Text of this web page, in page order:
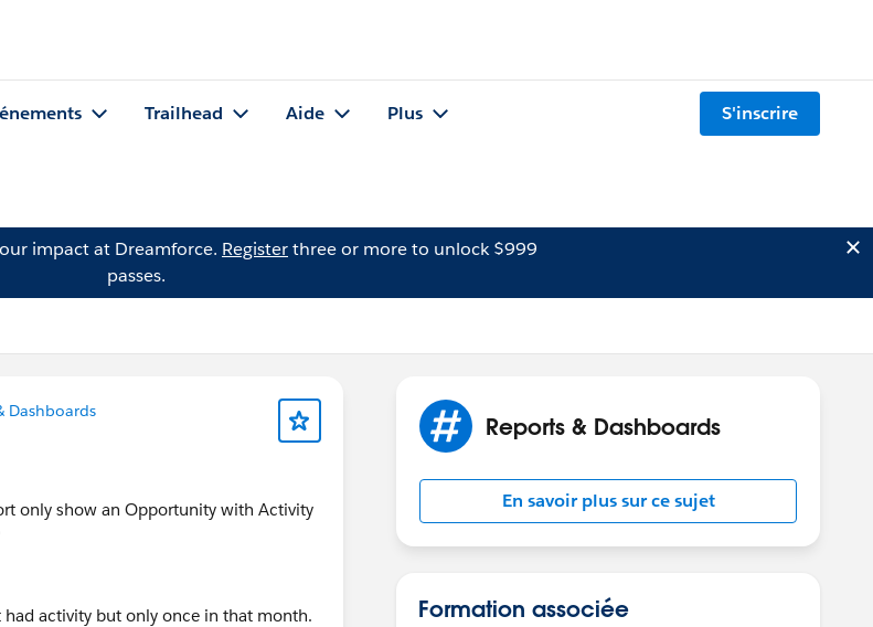
Trailhead Aide Plus S'inscrire
impact at Dreamforce. Registerthree or more to unlock $999
passes.
Dashboards
only show an Opportunity with Activity
activity but only once in that month.
Reports & Dashboards
En savoir plus sur ce sujet
Formation associée